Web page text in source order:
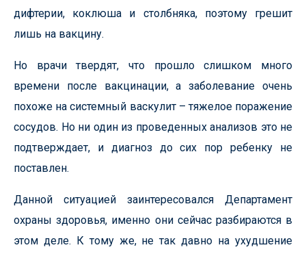
дифтерии, коклюша и столбняка, поэтому грешит
лишь на вакцину.
Но врачи твердят, что прошло слишком много
времени после вакцинации, а заболевание очень
похоже на системный васкулит – тяжелое поражение
сосудов. Но ни один из проведенных анализов это не
подтверждает, и диагноз до сих пор ребенку не
поставлен.
Данной ситуацией заинтересовался Департамент
охраны здоровья, именно они сейчас разбираются в
этом деле. К тому же, не так давно на ухудшение